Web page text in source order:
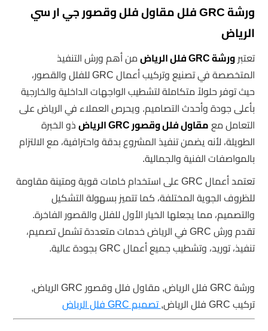
ورشة GRC فلل مقاول فلل وقصور جي ار سي
الرياض
تعتبرورشة GRC فلل الرياض
من أهم ورش التنفيذ
المتخصصة في تصنيع وتركيب أعمال GRC للفلل والقصور،
حيث توفر حلولاً متكاملة لتشطيب الواجهات الداخلية والخارجية
بأعلى جودة وأحدث التصاميم. ويحرص العملاء في الرياض على
التعامل معمقاول فلل وقصور GRC الرياض
ذو الخبرة
الطويلة، لأنه يضمن تنفيذ المشروع بدقة واحترافية، مع الالتزام
بالمواصفات الفنية والجمالية.
تعتمد أعمال GRC على استخدام خامات قوية ومتينة مقاومة
للظروف الجوية المختلفة، كما تتميز بسهولة التشكيل
والتصميم، مما يجعلها الخيار الأول للفلل والقصور الفاخرة.
تقدم ورش GRC في الرياض خدمات متعددة تشمل تصميم،
تنفيذ، توريد، وتشطيب جميع أعمال GRC بجودة عالية.
ورشة GRC فلل الرياض, مقاول فلل وقصور GRC الرياض,
تركيب GRC فلل الرياض,
تصميم GRC فلل الرياض